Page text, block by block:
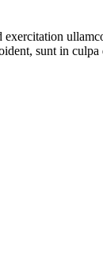
exercitation
sunt in